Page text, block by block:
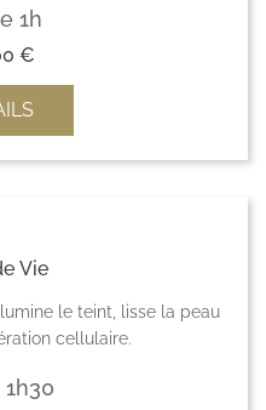
1h
€
Vie
le teint, lisse la peau
cellulaire.